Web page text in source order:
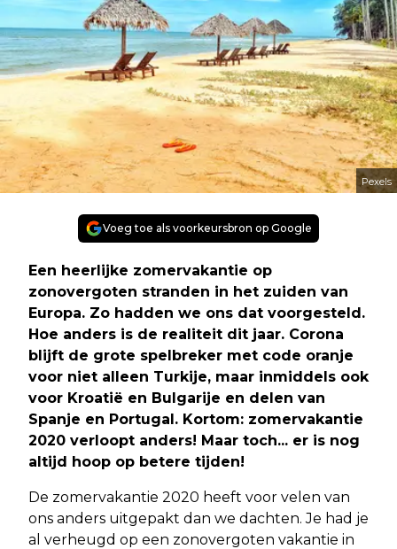
Pexels
Voeg toe als voorkeursbron op Google
Een heerlijke zomervakantie op
zonovergoten stranden in het zuiden van
Europa. Zo hadden we ons dat voorgesteld.
Hoe anders is de realiteit dit jaar. Corona
blijft de grote spelbreker met code oranje
voor niet alleen Turkije, maar inmiddels ook
voor Kroatië en Bulgarije en delen van
Spanje en Portugal. Kortom: zomervakantie
2020 verloopt anders! Maar toch... er is nog
altijd hoop op betere tijden!
De zomervakantie 2020 heeft voor velen van
ons anders uitgepakt dan we dachten. Je had je
al verheugd op een zonovergoten vakantie in